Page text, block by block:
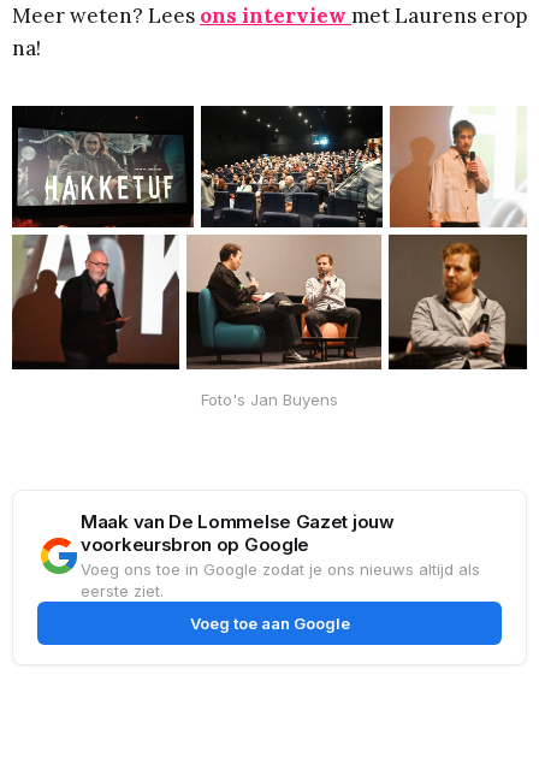
Meer weten? Lees ons interview met Laurens erop
na!
Foto's Jan Buyens
Maak van De Lommelse Gazet jouw
voorkeursbron op Google
Voeg ons toe in Google zodat je ons nieuws altijd als
eerste ziet.
Voeg toe aan Google